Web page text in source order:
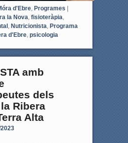
d'Ebre, Programes |
la Nova fisioteràpia
, Nutricionista Programa
d'Ebre, psicologia
amb
dels
Ribera
Alta